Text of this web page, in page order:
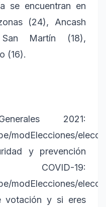
se encuentran en
(24), Ancash
Martín (18),
(16).
2021:
modElecciones/
y prevención
19:
modElecciones/
votación y si eres